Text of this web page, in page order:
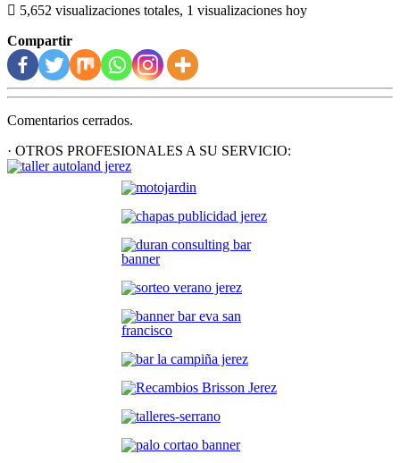
5,652 visualizaciones totales, 1 visualizaciones hoy
Compartir
Comentarios cerrados.
· OTROS PROFESIONALES A SU SERVICIO: